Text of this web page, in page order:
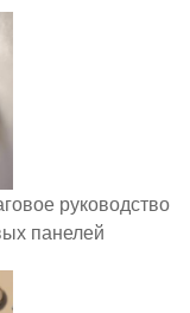
руководство
панелей